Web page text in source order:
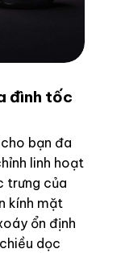
đình tốc
bạn đa
linh hoạt
trưng của
kính mặt
ổn định
dọc